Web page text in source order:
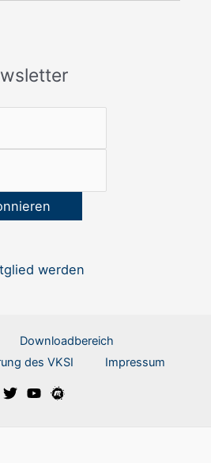
werden
Downloadbereich
des VKSI
Impressum